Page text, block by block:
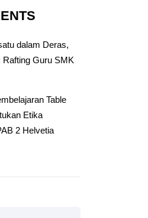
dalam Deras,
Rafting Guru SMK
Table
Etika
2 Helvetia